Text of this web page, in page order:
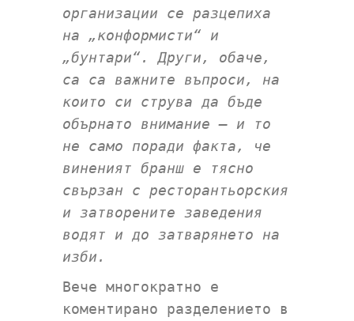
организации се разцепиха
на „конформисти“ и
„бунтари“. Други, обаче,
са са важните въпроси, на
които си струва да бъде
обърнато внимание – и то
не само поради факта, че
виненият бранш е тясно
свързан с ресторантьорския
и затворените заведения
водят и до затварянето на
изби.
Вече многократно е
коментирано разделението в